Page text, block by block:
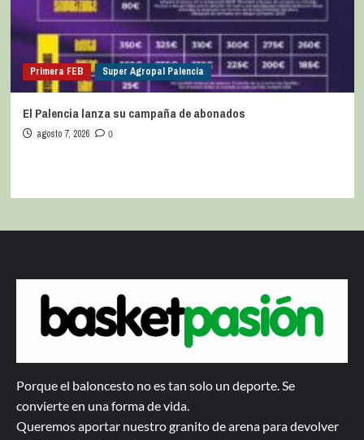
Primera FEB Super Agropal Palencia
El Palencia lanza su campaña de abonados
agosto 7, 2026 0
Porque el baloncesto no es tan solo un deporte. Se
convierte en una forma de vida.
Queremos aportar nuestro granito de arena para devolver